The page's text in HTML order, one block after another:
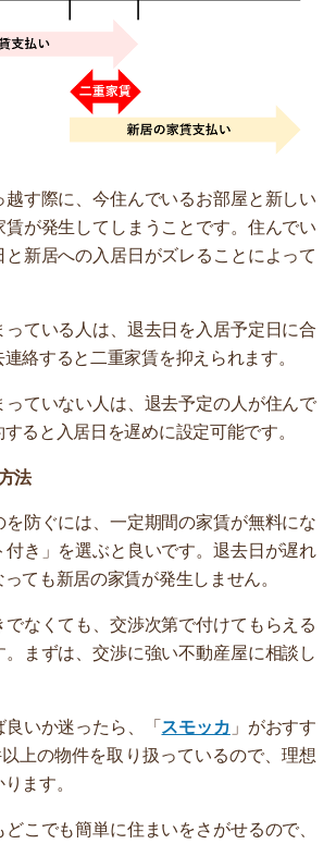
越す際に、今住んでいるお部屋と新しい
賃が発生してしまうことです。住んでい
と新居への入居日がズレることによって
っている人は、退去日を入居予定日に合
絡すると二重家賃を抑えられます。
っていない人は、退去予定の人が住んで
ると入居日を遅めに設定可能です。
法
を防ぐには、一定期間の家賃が無料にな
付き」を選ぶと良いです。退去日が遅れ
ても新居の家賃が発生しません。
でなくても、交渉次第で付けてもらえる
まずは、交渉に強い不動産屋に相談し
いか迷ったら、「 スモッカ 」がおすす
上の物件を取り扱っているので、理想
ます。
こでも簡単に住まいをさがせるので、